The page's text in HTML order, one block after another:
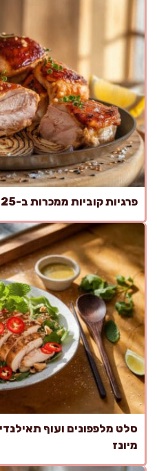
פרגיות קוביות ממכרות ב-25 דקות, בלי מנגל בכלל
מיונז